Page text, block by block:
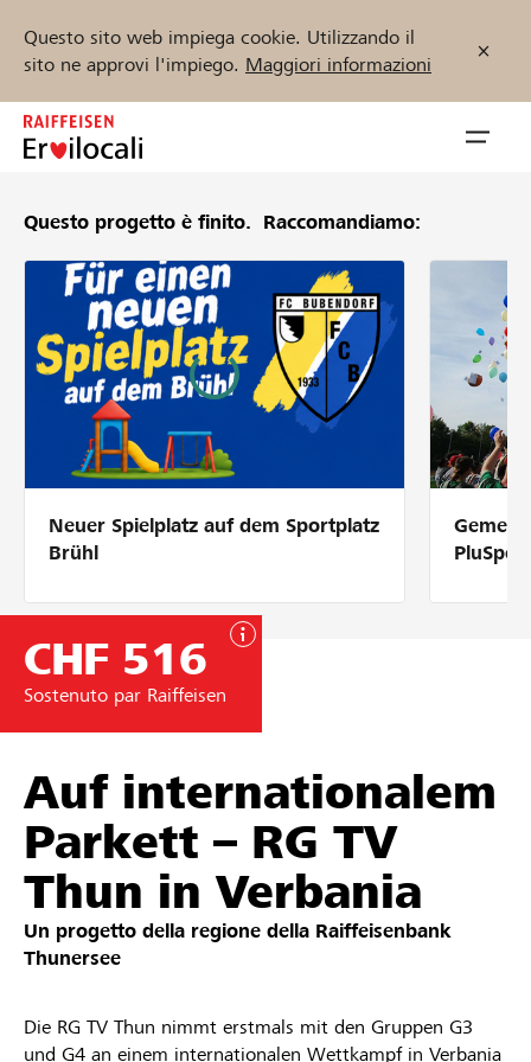
Questo sito web impiega cookie. Utilizzando il
sito ne approvi l'impiego. Maggiori informazioni
Zum
Inhalt
Sostenere
Aiuto & supporto
Partner / Banche Raiffeisen
Collegarsi
Trova progetti e organizzazioni
DE FR IT
Questo progetto è finito. Raccomandiamo:
Neuer Spielplatz auf dem Sportplatz
Brühl
CHF 516
Sostenuto par Raiffeisen
Auf internationalem
Parkett – RG TV
Thun in Verbania
Un progetto della regione della Raiffeisenbank
Thunersee
Die RG TV Thun nimmt erstmals mit den Gruppen G3
und G4 an einem internationalen Wettkampf in Verbania